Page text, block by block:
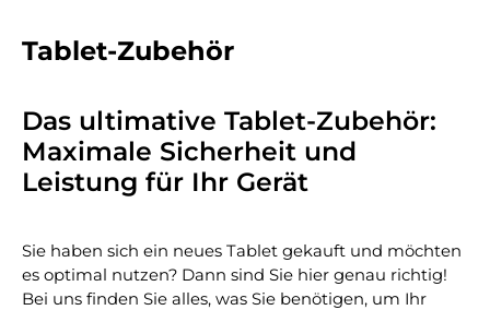
Tablet-Zubehör
Das ultimative Tablet-Zubehör:
Maximale Sicherheit und
Leistung für Ihr Gerät
Sie haben sich ein neues Tablet gekauft und möchten
es optimal nutzen? Dann sind Sie hier genau richtig!
Bei uns finden Sie alles, was Sie benötigen, um Ihr